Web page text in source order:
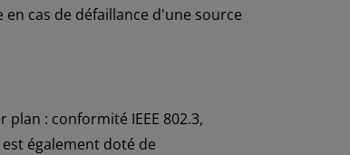
cas de défaillance d'une source
: conformité IEEE 802.3,
est également doté de